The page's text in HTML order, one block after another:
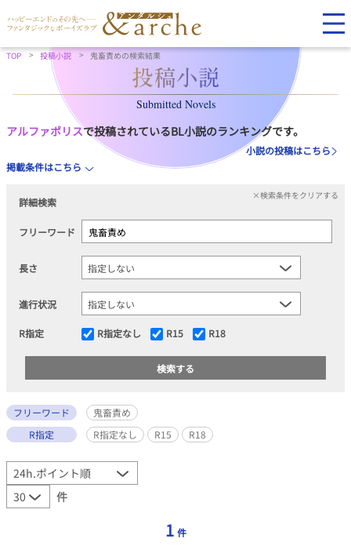
TOP 投稿小説 鬼畜責めの検索結果
Submitted Novels
アルファポリスで投稿されているBL小説のランキングです。
小説の投稿はこちら
掲載条件はこちら
詳細検索
×検索条件をクリアする
フリーワード
長さ
進行状況
R指定 R指定なし R15 R18
フリーワード
鬼畜責め
R指定
R指定なし R15 R18
件
1 件